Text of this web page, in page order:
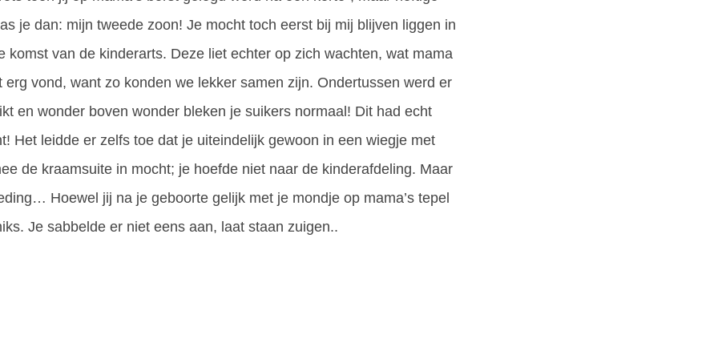
je dan: mijn tweede zoon! Je mocht toch eerst bij mij blijven liggen in
komst van de kinderarts. Deze liet echter op zich wachten, wat mama
erg vond, want zo konden we lekker samen zijn. Ondertussen werd er
en wonder boven wonder bleken je suikers normaal! Dit had echt
Het leidde er zelfs toe dat je uiteindelijk gewoon in een wiegje met
de kraamsuite in mocht; je hoefde niet naar de kinderafdeling. Maar
Hoewel jij na je geboorte gelijk met je mondje op mama’s tepel
Je sabbelde er niet eens aan, laat staan zuigen..